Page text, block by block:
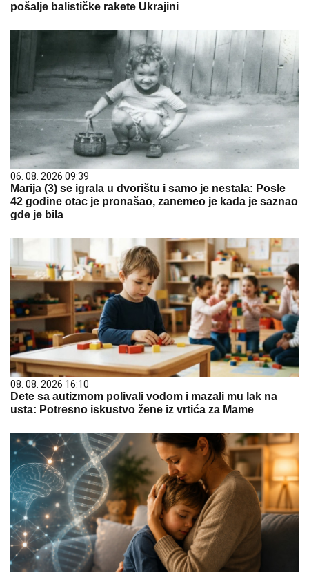
pošalje balističke rakete Ukrajini
06. 08. 2026 09:39
Marija (3) se igrala u dvorištu i samo je nestala: Posle
42 godine otac je pronašao, zanemeo je kada je saznao
gde je bila
08. 08. 2026 16:10
Dete sa autizmom polivali vodom i mazali mu lak na
usta: Potresno iskustvo žene iz vrtića za Mame